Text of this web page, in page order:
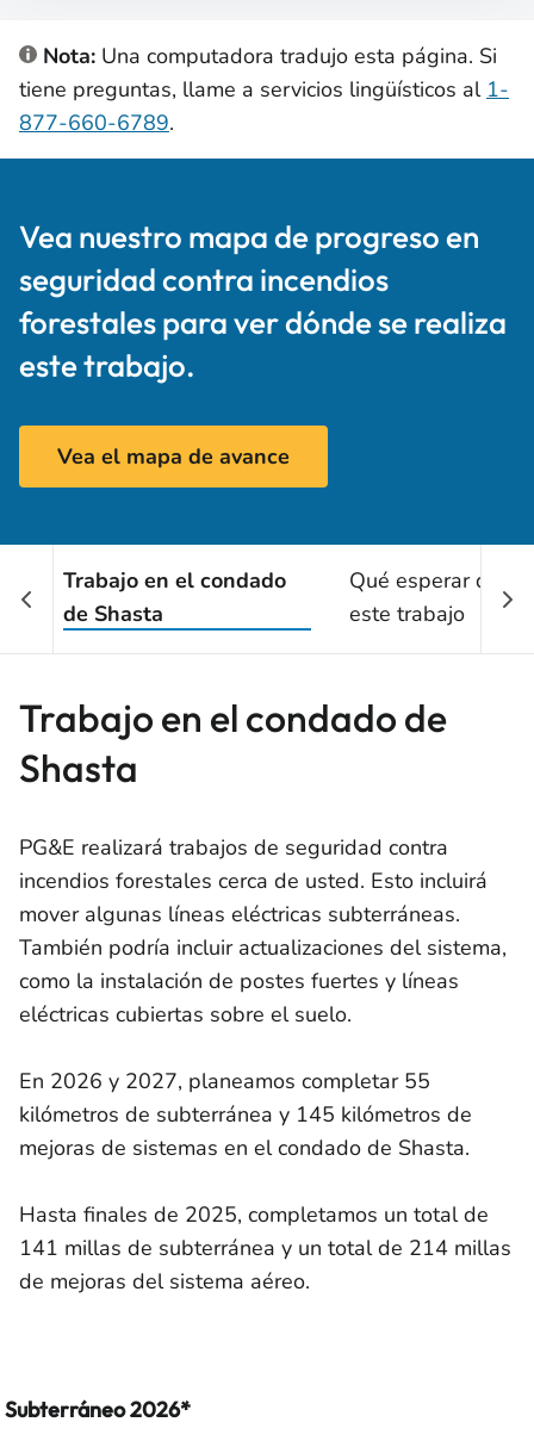
Nota: Una computadora tradujo esta página. Si
tiene preguntas, llame a servicios lingüísticos al 1-
877-660-6789.
Vea nuestro mapa de progreso en
seguridad contra incendios
forestales para ver dónde se realiza
este trabajo.
Vea el mapa de avance
Trabajo en el condado
de Shasta
Qué esperar
este trabajo
Trabajo en el condado de
Shasta
PG&E realizará trabajos de seguridad contra
incendios forestales cerca de usted. Esto incluirá
mover algunas líneas eléctricas subterráneas.
También podría incluir actualizaciones del sistema,
como la instalación de postes fuertes y líneas
eléctricas cubiertas sobre el suelo.
En 2026 y 2027, planeamos completar 55
kilómetros de subterránea y 145 kilómetros de
mejoras de sistemas en el condado de Shasta.
Hasta finales de 2025, completamos un total de
141 millas de subterránea y un total de 214 millas
de mejoras del sistema aéreo.
Subterráneo 2026*